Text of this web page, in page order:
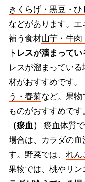
きくらげ・黒豆・
などがあります。
補う食材山芋・牛肉
トレスが溜まってい
レスが溜まってい
材がおすすめです。
う・春菊など。果物
ものがおすすめです
（瘀血）
瘀血体質
場合は、カラダの
す。野菜では、 れん
果物では、 桃やリン